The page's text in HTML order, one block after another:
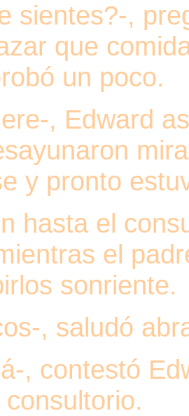
sientes?-,
que
un poco.
, Edward
y pronto
hasta el
el
sonriente.
, saludó
, contestó